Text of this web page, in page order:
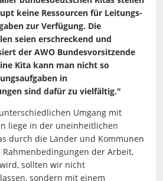
keine Ressourcen für Leitungs-
zur Verfügung. Die
seien erschreckend und
der AWO Bundesvorsitzende
Kita kann man nicht so
in
sind dafür zu vielfältig."
Umgang mit
liege in der uneinheitlichen
durch die Länder und Kommunen
der Arbeit,
sollten wir nicht
sondern mit einem